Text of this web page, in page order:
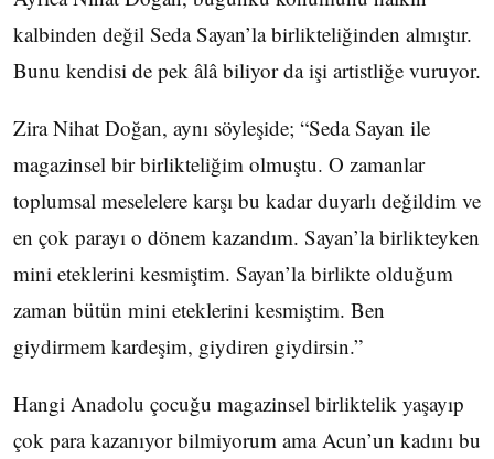
kalbinden değil Seda Sayan’la birlikteliğinden almıştır.
Bunu kendisi de pek âlâ biliyor da işi artistliğe vuruyor.
Zira Nihat Doğan, aynı söyleşide; “Seda Sayan ile
magazinsel bir birlikteliğim olmuştu. O zamanlar
toplumsal meselelere karşı bu kadar duyarlı değildim ve
en çok parayı o dönem kazandım. Sayan’la birlikteyken
mini eteklerini kesmiştim. Sayan’la birlikte olduğum
zaman bütün mini eteklerini kesmiştim. Ben
giydirmem kardeşim, giydiren giydirsin.”
Hangi Anadolu çocuğu magazinsel birliktelik yaşayıp
çok para kazanıyor bilmiyorum ama Acun’un kadını bu